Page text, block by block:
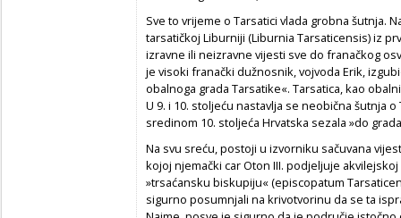
Sve to vrijeme o Tarsatici vlada grobna šutnja.
tarsatičkoj Liburniji (Liburnia Tarsaticensis) iz
izravne ili neizravne vijesti sve do franačkog
je visoki franački dužnosnik, vojvoda Erik,
obalnoga grada Tarsatike«. Tarsatica, kao
U 9. i 10. stoljeću nastavlja se neobična šutnja
sredinom 10. stoljeća Hrvatska sezala »do
Na svu sreću, postoji u izvorniku sačuvana
kojoj njemački car Oton III. podjeljuje
»trsaćansku biskupiju« (episcopatum
sigurno posumnjali na krivotvorinu da se ta